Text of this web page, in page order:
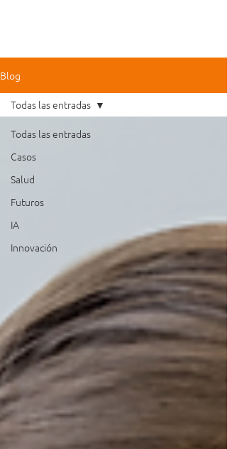
Blog
Todas las entradas
Casos
Salud
Futuros
IA
Innovación
Todas las entradas